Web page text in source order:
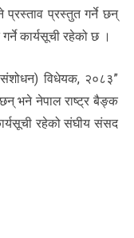
प्रस्ताव प्रस्तुत गर्ने छन्
कार्यसूची रहेको छ ।
विधेयक, २०८३”
छन् भने नेपाल राष्ट्र बैङ्क
रहेको संघीय संसद